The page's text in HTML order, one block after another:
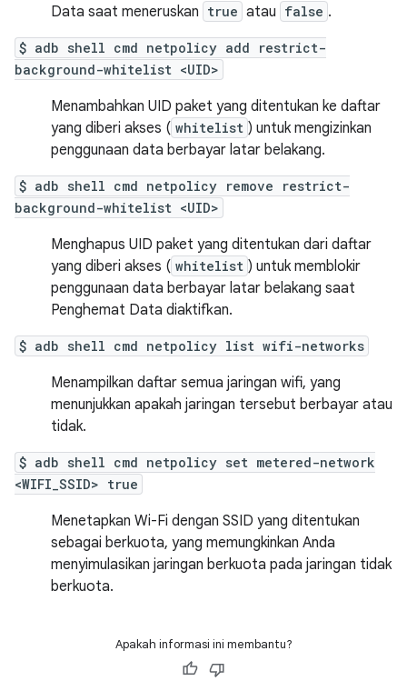
Data saat meneruskan true atau false .
$ adb shell cmd netpolicy add restrict-
background-whitelist <UID>
Menambahkan UID paket yang ditentukan ke daftar
yang diberi akses ( whitelist ) untuk mengizinkan
penggunaan data berbayar latar belakang.
$ adb shell cmd netpolicy remove restrict-
background-whitelist <UID>
Menghapus UID paket yang ditentukan dari daftar
yang diberi akses ( whitelist ) untuk memblokir
penggunaan data berbayar latar belakang saat
Penghemat Data diaktifkan.
$ adb shell cmd netpolicy list wifi-networks
Menampilkan daftar semua jaringan wifi, yang
menunjukkan apakah jaringan tersebut berbayar atau
tidak.
$ adb shell cmd netpolicy set metered-network
<WIFI_SSID> true
Menetapkan Wi-Fi dengan SSID yang ditentukan
sebagai berkuota, yang memungkinkan Anda
menyimulasikan jaringan berkuota pada jaringan tidak
berkuota.
Apakah informasi ini membantu?